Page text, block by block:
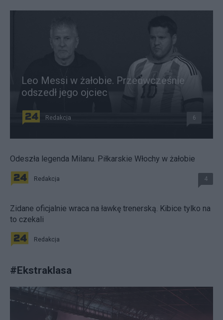
Leo Messi w żałobie. Przedwcześnie
odszedł jego ojciec
Redakcja 6
Odeszła legenda Milanu. Piłkarskie Włochy w żałobie
Redakcja 4
Zidane oficjalnie wraca na ławkę trenerską. Kibice tylko na
to czekali
Redakcja
#Ekstraklasa